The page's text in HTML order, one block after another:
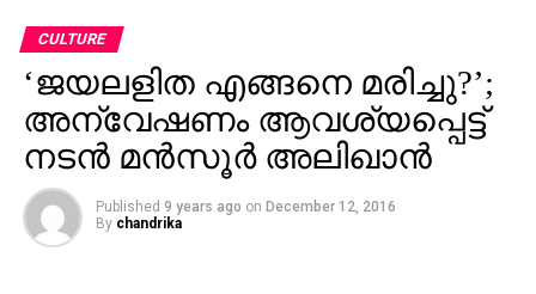
CULTURE
‘ജയലളിത എങ്ങനെ മരിച്ചു?’;
അന്വേഷണം ആവശ്യപ്പെട്ട്
നടന്‍ മന്‍സൂര്‍ അലിഖാന്‍
Published 9 years ago on December 12, 2016
By chandrika